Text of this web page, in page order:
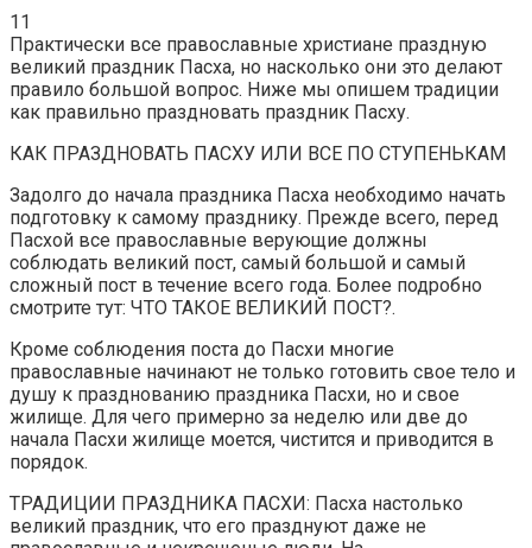
11
Практически все православные христиане праздную
великий праздник Пасха, но насколько они это делают
правило большой вопрос. Ниже мы опишем традиции
как правильно праздновать праздник Пасху.
КАК ПРАЗДНОВАТЬ ПАСХУ ИЛИ ВСЕ ПО СТУПЕНЬКАМ
Задолго до начала праздника Пасха необходимо начать
подготовку к самому празднику. Прежде всего, перед
Пасхой все православные верующие должны
соблюдать великий пост, самый большой и самый
сложный пост в течение всего года. Более подробно
смотрите тут: ЧТО ТАКОЕ ВЕЛИКИЙ ПОСТ?.
Кроме соблюдения поста до Пасхи многие
православные начинают не только готовить свое тело и
душу к празднованию праздника Пасхи, но и свое
жилище. Для чего примерно за неделю или две до
начала Пасхи жилище моется, чистится и приводится в
порядок.
ТРАДИЦИИ ПРАЗДНИКА ПАСХИ: Пасха настолько
великий праздник, что его празднуют даже не